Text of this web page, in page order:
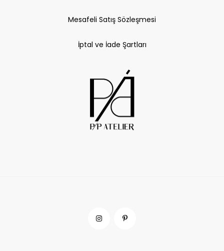
Mesafeli Satış Sözleşmesi
İptal ve İade Şartları